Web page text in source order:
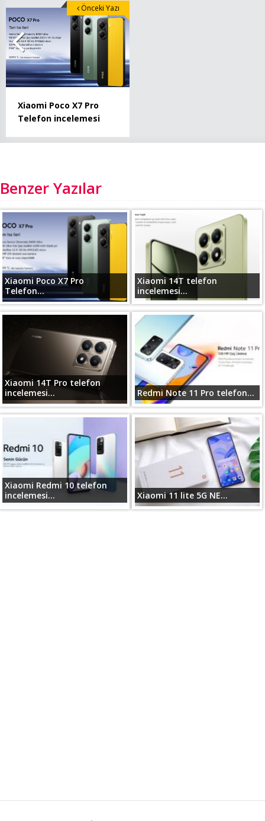
Xiaomi Poco X7 Pro
Telefon incelemesi
Önceki Yazı
Benzer Yazılar
Xiaomi Poco X7 Pro
Telefon...
Xiaomi 14T telefon
incelemesi...
Xiaomi 14T Pro telefon
incelemesi...
Redmi Note 11 Pro telefon...
Xiaomi Redmi 10 telefon
incelemesi...
Xiaomi 11 lite 5G NE...